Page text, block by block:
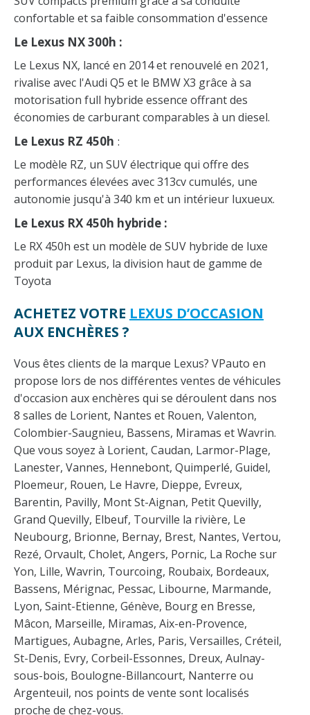
confortable et sa faible consommation d'essence
Le Lexus NX 300h :
Le Lexus NX, lancé en 2014 et renouvelé en 2021,
rivalise avec l'Audi Q5 et le BMW X3 grâce à sa
motorisation full hybride essence offrant des
économies de carburant comparables à un diesel.
Le Lexus RZ 450h :
Le modèle RZ, un SUV électrique qui offre des
performances élevées avec 313cv cumulés, une
autonomie jusqu'à 340 km et un intérieur luxueux.
Le Lexus RX 450h hybride :
Le RX 450h est un modèle de SUV hybride de luxe
produit par Lexus, la division haut de gamme de
Toyota
ACHETEZ VOTRE LEXUS D’OCCASION
AUX ENCHÈRES ?
Vous êtes clients de la marque Lexus? VPauto en
propose lors de nos différentes ventes de véhicules
d'occasion aux enchères qui se déroulent dans nos
8 salles de Lorient, Nantes et Rouen, Valenton,
Colombier-Saugnieu, Bassens, Miramas et Wavrin.
Que vous soyez à Lorient, Caudan, Larmor-Plage,
Lanester, Vannes, Hennebont, Quimperlé, Guidel,
Ploemeur, Rouen, Le Havre, Dieppe, Evreux,
Barentin, Pavilly, Mont St-Aignan, Petit Quevilly,
Grand Quevilly, Elbeuf, Tourville la rivière, Le
Neubourg, Brionne, Bernay, Brest, Nantes, Vertou,
Rezé, Orvault, Cholet, Angers, Pornic, La Roche sur
Yon, Lille, Wavrin, Tourcoing, Roubaix, Bordeaux,
Bassens, Mérignac, Pessac, Libourne, Marmande,
Lyon, Saint-Etienne, Génève, Bourg en Bresse,
Mâcon, Marseille, Miramas, Aix-en-Provence,
Martigues, Aubagne, Arles, Paris, Versailles, Créteil,
St-Denis, Evry, Corbeil-Essonnes, Dreux, Aulnay-
sous-bois, Boulogne-Billancourt, Nanterre ou
Argenteuil, nos points de vente sont localisés
proche de chez-vous.